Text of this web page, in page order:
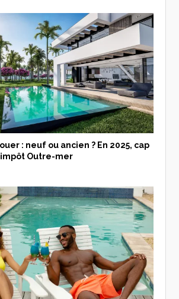
: neuf ou ancien ? En 2025, cap
Outre-mer